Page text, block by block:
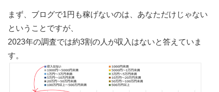
まず、ブログで1円も稼げないのは、あなただけじゃない
ということですが、
2023年の調査では約3割の人が収入はないと答えていま
す。